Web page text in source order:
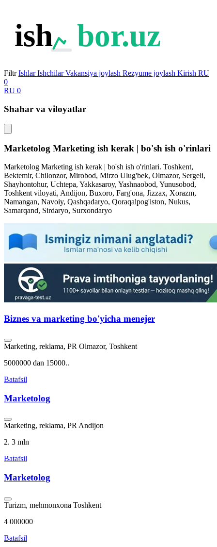
ish bor.uz
Filtr Ishlar Ishchilar Vakansiya joylash Rezyume joylash Kirish RU
0
RU 0
Shahar va viloyatlar
Marketolog Marketing ish kerak | bo'sh ish o'rinlari
Marketolog Marketing ish kerak | bo'sh ish o'rinlari. Toshkent,
Bektemir, Chilonzor, Mirobod, Mirzo Ulug'bek, Olmazor, Sergeli,
Shayhontohur, Uchtepa, Yakkasaroy, Yashnaobod, Yunusobod,
Toshkent viloyati, Andijon, Buxoro, Farg'ona, Jizzax, Xorazm,
Namangan, Navoiy, Qashqadaryo, Qoraqalpog'iston, Nukus,
Samarqand, Sirdaryo, Surxondaryo
Biznes va marketing bo'yicha menejer
Marketing, reklama, PR Olmazor, Toshkent
5000000 dan 15000..
Batafsil
Marketolog
Marketing, reklama, PR Andijon
2. 3 mln
Batafsil
Marketolog
Turizm, mehmonxona Toshkent
4 000000
Batafsil